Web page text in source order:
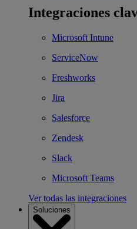
Integraciones
Microsoft Intune
ServiceNow
Freshworks
Jira
Salesforce
Zendesk
Slack
Microsoft Teams
Ver todas las integraciones
Soluciones